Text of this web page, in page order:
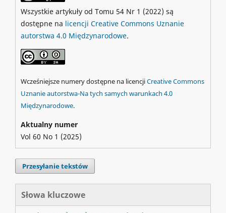
Wszystkie artykuły od Tomu 54 Nr 1 (2022) są
dostępne na licencji Creative Commons Uznanie
autorstwa 4.0 Międzynarodowe.
Wcześniejsze numery dostępne na licencjiCreative Commons
Uznanie autorstwa-Na tych samych warunkach 4.0
Międzynarodowe.
Aktualny numer
Vol 60 No 1 (2025)
Przesyłanie tekstów
Słowa kluczowe